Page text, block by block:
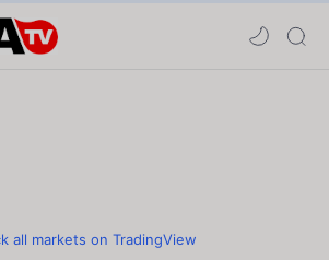
all markets on TradingView